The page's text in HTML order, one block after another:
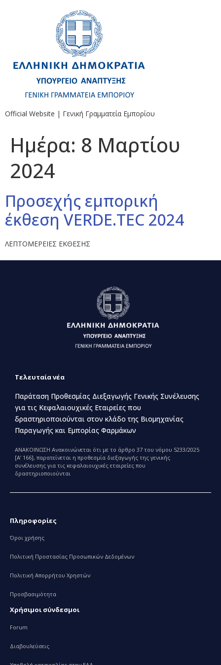
Official Website | Γενική Γραμματεία Εμπορίου
Ημέρα: 8 Μαρτίου
2024
Προσεχής εμπορική
έκθεση VERDE.TEC 2024
ΛΕΠΤΟΜΕΡΕΙΕΣ ΕΚΘΕΣΗΣ
Τελευταία νέα
Παράταση Προθεσμίας Διεξαγωγής Γενικής Συνέλευσης
για τις Κεφαλαιουχικές Εταιρείες που
δραστηριοποιούνται στον κλάδο της Βιομηχανίας
Παραγωγής και Εμπορίας Φαρμάκων
ΑΝΑΚΟΙΝΩΣΗ Ανακοινώνεται ότι με το άρθρο 37 του νόμου 5233/2025
[Α’ 166], παρατείνεται η προθεσμία διεξαγωγής της γενικής
συνέλευσης για τις κεφαλαιουχικές εταιρείες που
δραστηριοποιούνται
Πληροφορίες
Όροι χρήσης
Πολιτική Προστασίας Προσωπικών Δεδομένων
Πολιτική Απορρήτου Χρηστών
Προσβασιμότητα
Χρήσιμοι σύνδεσμοι
Forum
Διαβουλεύσεις